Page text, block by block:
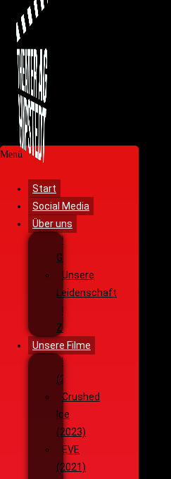
Menü
Start
Social Media
Über uns
Unsere
Geschichte
Unsere
Leidenschaft
Unsere
Ziele
Unsere Filme
Wenja
(2025)
Crushed
Ice
(2023)
EVE
(2021)